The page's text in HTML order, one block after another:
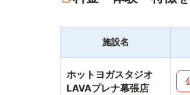
施設名
ホットヨガスタジオ
LAVAプレナ幕張店